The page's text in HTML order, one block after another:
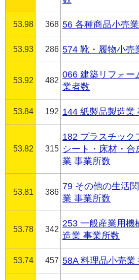
53.98 368 56 各種商品小売
53.93 286 574 靴・履物小売
53.92 482
066 建築リフォー
業者数
53.84 192 144 紙製品製造業
53.82 315
182 プラスチック
シート・床材・合
業 事業所数
53.81 386
79 その他の生活
業 事業所数
53.78 342
253 一般産業用機
造業 事業所数
53.74 457 58A 料理品小売業